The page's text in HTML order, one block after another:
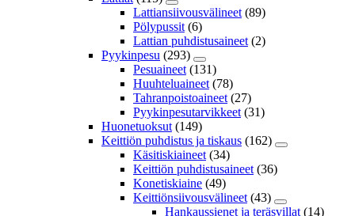
Lattiansiivousvälineet (89)
Pölypussit (6)
Lattian puhdistusaineet (2)
Pyykinpesu (293)
Pesuaineet (131)
Huuhteluaineet (78)
Tahranpoistoaineet (27)
Pyykinpesutarvikkeet (31)
Huonetuoksut (149)
Keittiön puhdistus ja tiskaus (162)
Käsitiskiaineet (34)
Keittiön puhdistusaineet (36)
Konetiskiaine (49)
Keittiönsiivousvälineet (43)
Hankaussienet ja teräsvillat (14)